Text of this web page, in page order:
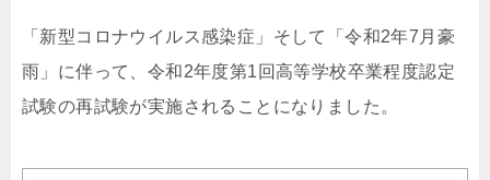
「新型コロナウイルス感染症」そして「令和2年7月豪
雨」に伴って、令和2年度第1回高等学校卒業程度認定
試験の再試験が実施されることになりました。